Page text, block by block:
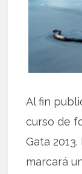
Al fin
curso de
Gata
marcará